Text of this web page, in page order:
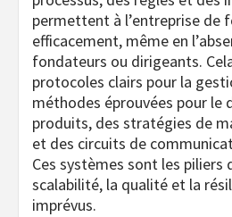
permettent à l’entreprise de
efficacement, même en
fondateurs ou dirigeants.
protocoles clairs pour la
méthodes éprouvées pour le
produits, des stratégies de
et des circuits de
Ces systèmes sont les piliers
scalabilité, la qualité et la
imprévus.